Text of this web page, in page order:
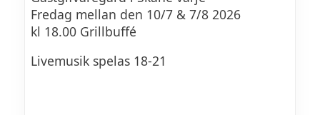
ert bord. Ris och varmrätter ingår även i
buffén.
Fredag mellan den 10/7 & 7/8 2026
kl 18.00 Grillbuffé
Livemusik spelas 18-21